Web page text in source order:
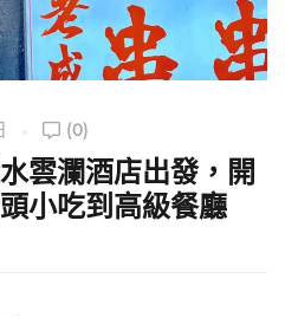
(0)
雲瀾酒店出發，開
小吃到高級餐廳